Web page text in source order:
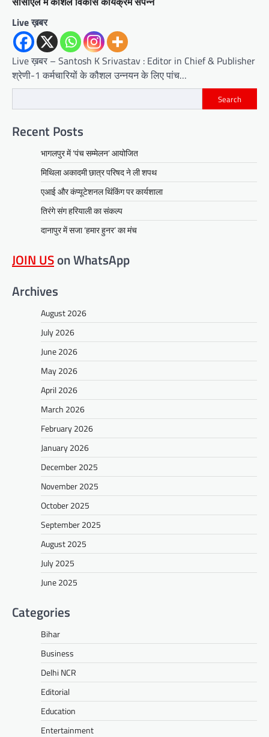
Live ख़बर
Live ख़बर – Santosh K Srivastav : Editor in Chief & Publisher
श्रेणी-1 कर्मचारियों के कौशल उन्नयन के लिए पांच…
Search
Recent Posts
भागलपुर में ‘पंच सम्मेलन’ आयोजित
मिथिला अकादमी छात्र परिषद ने ली शपथ
एआई और कंप्यूटेशनल थिंकिंग पर कार्यशाला
तिरंगे संग हरियाली का संकल्प
दानापुर में सजा ‘हमार हुनर’ का मंच
JOIN USon WhatsApp
Archives
August 2026
July 2026
June 2026
May 2026
April 2026
March 2026
February 2026
January 2026
December 2025
November 2025
October 2025
September 2025
August 2025
July 2025
June 2025
Categories
Bihar
Business
Delhi NCR
Editorial
Education
Entertainment